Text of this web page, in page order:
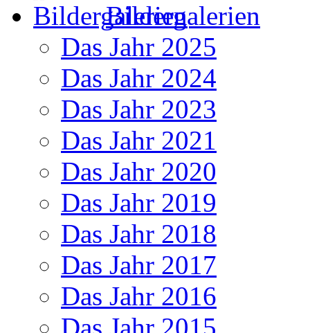
Bildergalerien
Das Jahr 2025
Das Jahr 2024
Das Jahr 2023
Das Jahr 2021
Das Jahr 2020
Das Jahr 2019
Das Jahr 2018
Das Jahr 2017
Das Jahr 2016